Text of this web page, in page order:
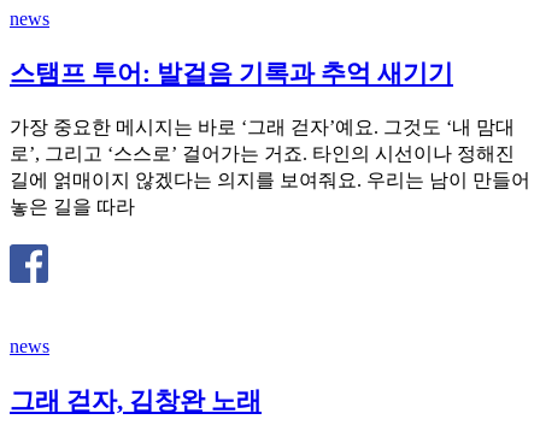
news
스탬프 투어: 발걸음 기록과 추억 새기기
가장 중요한 메시지는 바로 ‘그래 걷자’예요. 그것도 ‘내 맘대
로’, 그리고 ‘스스로’ 걸어가는 거죠. 타인의 시선이나 정해진
길에 얽매이지 않겠다는 의지를 보여줘요. 우리는 남이 만들어
놓은 길을 따라
news
그래 걷자, 김창완 노래